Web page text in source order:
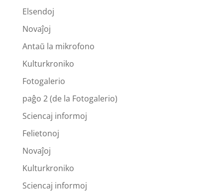
Elsendoj
Novaĵoj
Antaŭ la mikrofono
Kulturkroniko
Fotogalerio
paĝo 2 (de la Fotogalerio)
Sciencaj informoj
Felietonoj
Novaĵoj
Kulturkroniko
Sciencaj informoj